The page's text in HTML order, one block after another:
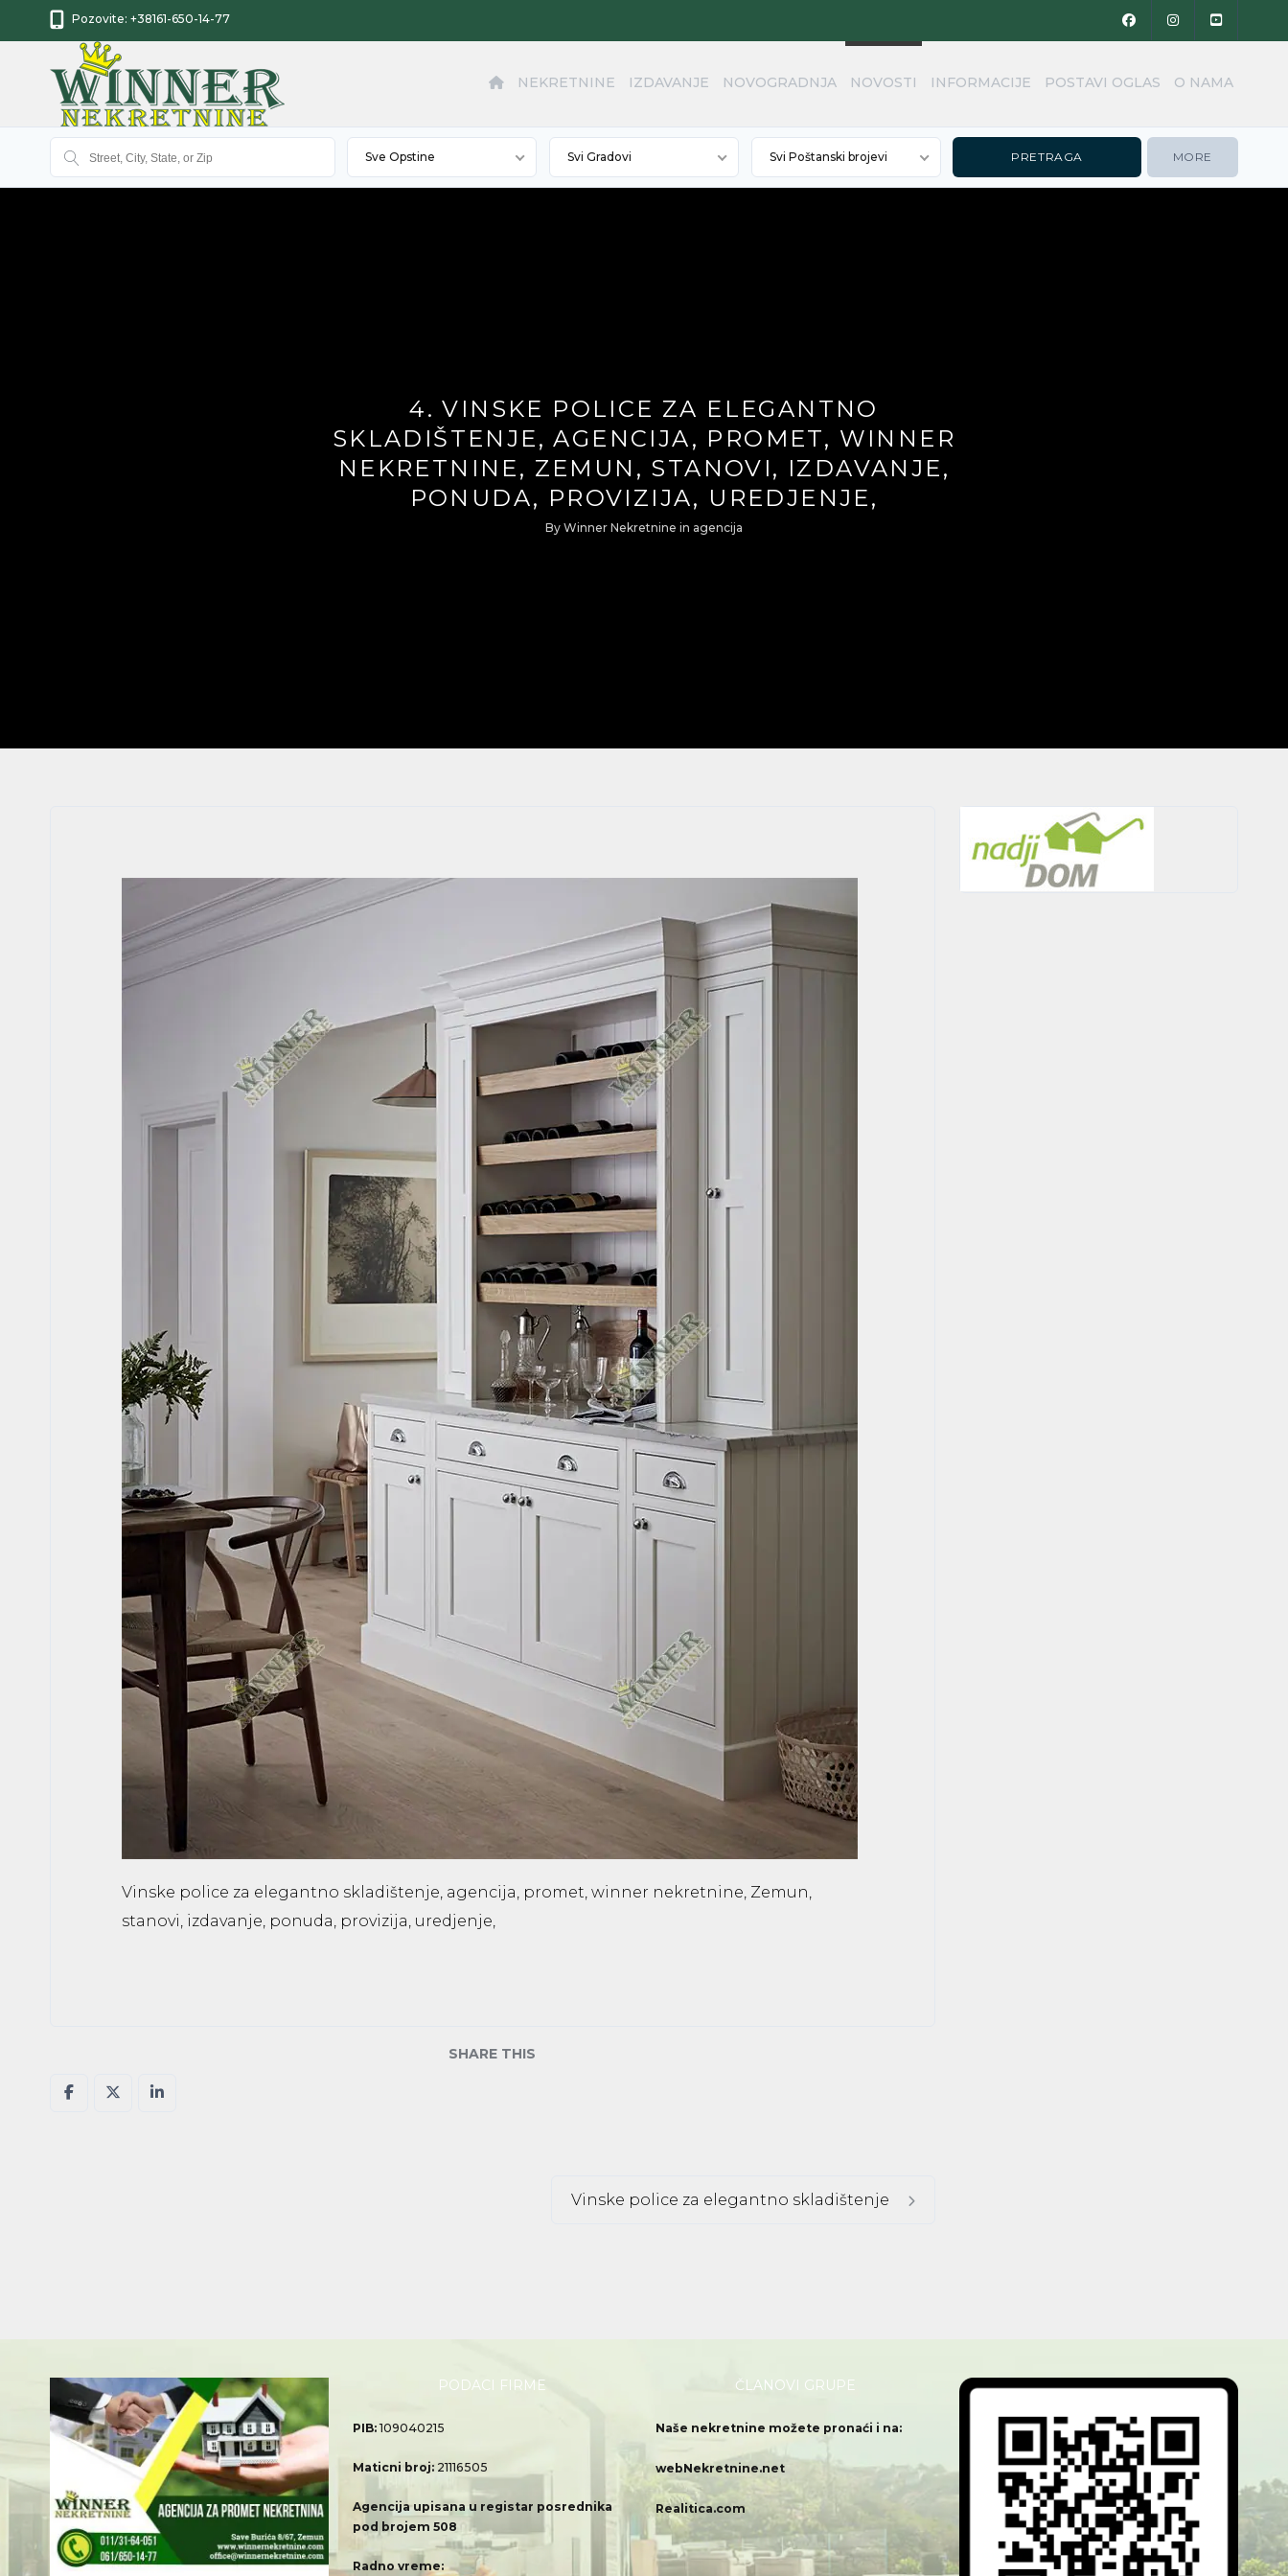
Pozovite: +38161-650-14-77
NEKRETNINE IZDAVANJE NOVOGRADNJA NOVOSTI INFORMACIJE POSTAVI OGLAS O NAMA
Sve Opstine Svi Gradovi Svi Poštanski brojevi MORE
4. VINSKE POLICE ZA ELEGANTNO
SKLADIŠTENJE, AGENCIJA, PROMET, WINNER
NEKRETNINE, ZEMUN, STANOVI, IZDAVANJE,
PONUDA, PROVIZIJA, UREDJENJE,
By Winner Nekretnine in agencija
Vinske police za elegantno skladištenje, agencija, promet, winner nekretnine, Zemun,
stanovi, izdavanje, ponuda, provizija, uredjenje,
SHARE THIS
Vinske police za elegantno skladištenje
PODACI FIRME
PIB:109040215
Maticni broj: 21116505
Agencija upisana u registar posrednika
pod brojem 508
Radno vreme:
ČLANOVI GRUPE
Naše nekretnine možete pronaći i na:
webNekretnine.net
Realitica.com